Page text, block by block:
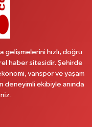
YANI NO:1
karşısı (kent park karşısı )
gelişmelerini hızlı, doğru
haber sitesidir. Şehirde
vanspor ve yaşam
deneyimli ekibiyle anında